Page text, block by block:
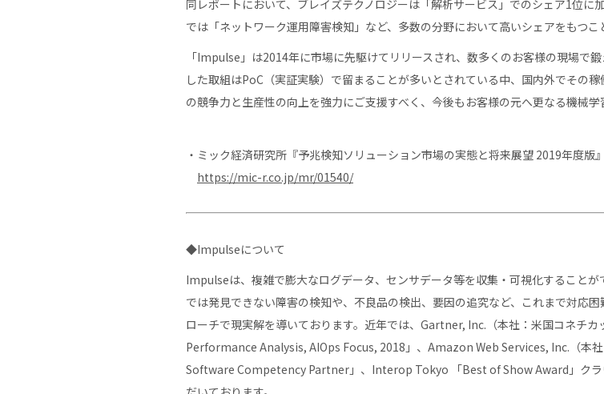
同レポートにおいて、ブレイズテクノロジーは「解析サービス」でのシェア1位
では「ネットワーク運用障害検知」など、多数の分野において高いシェアをもつこ
「Impulse」は2014年に市場に先駆けてリリースされ、数多くのお客様の現場で
した取組はPoC（実証実験）で留まることが多いとされている中、国内外でその
の競争力と生産性の向上を強力にご支援すべく、今後もお客様の元へ更なる機械学
・ミック経済研究所『予兆検知ソリューション市場の実態と将来展望 2019年度版』
https://mic-r.co.jp/mr/01540/
◆Impulseについて
Impulseは、複雑で膨大なログデータ、センサデータ等を収集・可視化すること
では発見できない障害の検知や、不良品の検出、要因の追究など、これまで対応
ローチで現実解を導いております。近年では、Gartner, Inc.（本社：米国コネチ
Performance Analysis, AIOps Focus, 2018」、Amazon Web Services, Inc.（本
Software Competency Partner」、Interop Tokyo 「Best of Show Award」クラ